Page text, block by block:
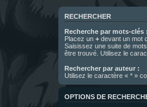
RECHERCHER
Recherche par mots-clés :
Placez un + devant un mot
Saisissez une suite de
être trouvé. Utilisez le
Rechercher par auteur :
Utilisez le caractère « * »
OPTIONS DE